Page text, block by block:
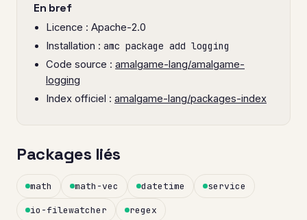
En bref
Licence : Apache-2.0
Installation : amc package add logging
Code source : amalgame-lang/amalgame-
logging
Index officiel : amalgame-lang/packages-index
Packages liés
math math-vec datetime service
io-filewatcher regex